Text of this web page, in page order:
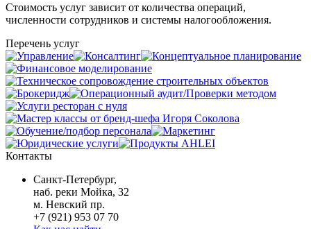
Стоимость услуг зависит от количества операций,
численности сотрудников и системы налогообложения.
Перечень услуг
Контакты
Санкт-Петербург,
наб. реки Мойка, 32
м. Невский пр.
+7 (921) 953 07 70